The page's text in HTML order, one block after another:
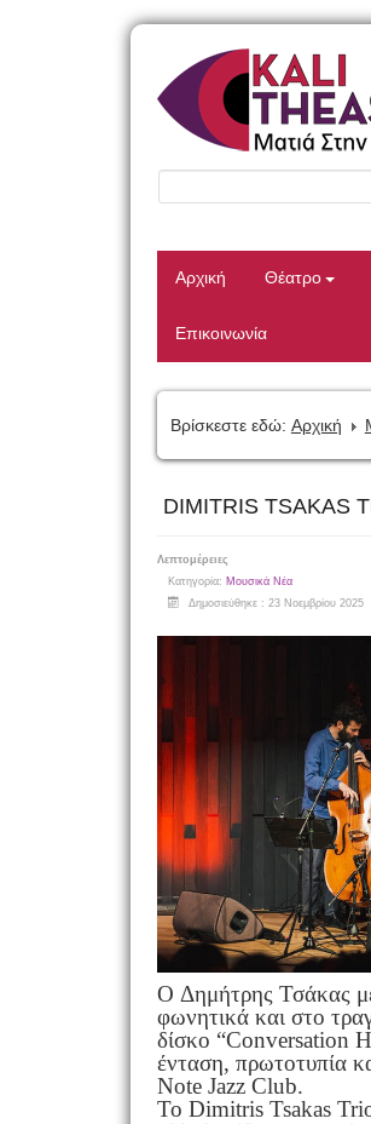
Αρχική Θέατρο
Επικοινωνία
Βρίσκεστε εδώ: Αρχική
DIMITRIS TSAKAS
Λεπτομέρειες
Κατηγορία: Μουσικά Νέα
Δημοσιεύθηκε : 23 Νοεμβρίου 2025
O Δημήτρης Τσάκας
φωνητικά και στο
δίσκο “Conversation
ένταση, πρωτοτυπία
Note Jazz Club.
Το Dimitris Tsakas Trio